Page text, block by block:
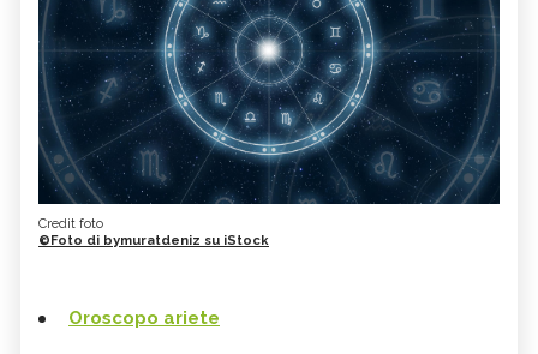
Credit foto
©Foto di bymuratdeniz su iStock
Oroscopo ariete